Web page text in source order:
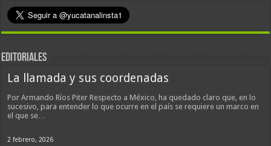
EDITORIALES
La llamada y sus coordenadas
Por Armando Ríos Piter Respecto a México, ha quedado claro que, en lo
sucesivo, para entender lo que ocurre en el país se requiere un marco en
el que se…
2 febrero, 2026